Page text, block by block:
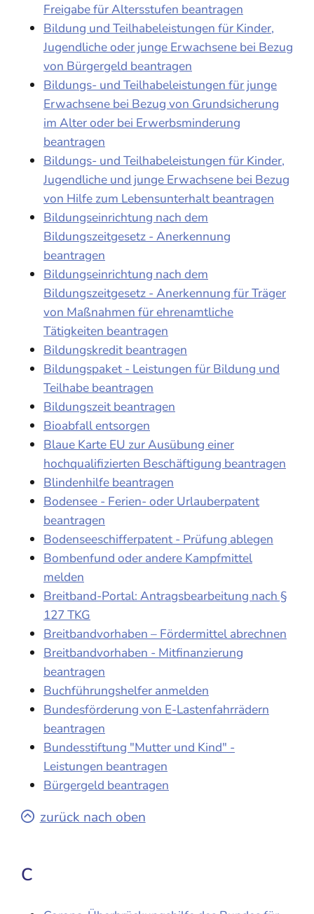
Freigabe für Altersstufen beantragen
Bildung und Teilhabeleistungen für Kinder,
Jugendliche oder junge Erwachsene bei Bezug
von Bürgergeld beantragen
Bildungs- und Teilhabeleistungen für junge
Erwachsene bei Bezug von Grundsicherung
im Alter oder bei Erwerbsminderung
beantragen
Bildungs- und Teilhabeleistungen für Kinder,
Jugendliche und junge Erwachsene bei Bezug
von Hilfe zum Lebensunterhalt beantragen
Bildungseinrichtung nach dem
Bildungszeitgesetz - Anerkennung
beantragen
Bildungseinrichtung nach dem
Bildungszeitgesetz - Anerkennung für Träger
von Maßnahmen für ehrenamtliche
Tätigkeiten beantragen
Bildungskredit beantragen
Bildungspaket - Leistungen für Bildung und
Teilhabe beantragen
Bildungszeit beantragen
Bioabfall entsorgen
Blaue Karte EU zur Ausübung einer
hochqualifizierten Beschäftigung beantragen
Blindenhilfe beantragen
Bodensee - Ferien- oder Urlauberpatent
beantragen
Bodenseeschifferpatent - Prüfung ablegen
Bombenfund oder andere Kampfmittel
melden
Breitband-Portal: Antragsbearbeitung nach §
127 TKG
Breitbandvorhaben – Fördermittel abrechnen
Breitbandvorhaben - Mitfinanzierung
beantragen
Buchführungshelfer anmelden
Bundesförderung von E-Lastenfahrrädern
beantragen
Bundesstiftung "Mutter und Kind" -
Leistungen beantragen
Bürgergeld beantragen
zurück nach oben
C